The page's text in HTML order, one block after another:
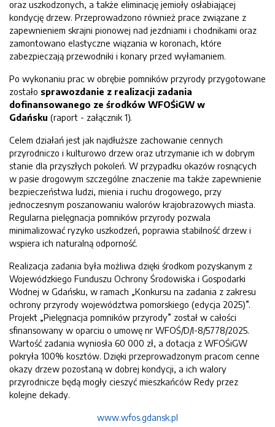
oraz uszkodzonych, a także eliminację jemioły osłabiającej
kondycję drzew. Przeprowadzono również prace związane z
zapewnieniem skrajni pionowej nad jezdniami i chodnikami oraz
zamontowano elastyczne wiązania w koronach, które
zabezpieczają przewodniki i konary przed wyłamaniem.
Po wykonaniu prac w obrębie pomników przyrody przygotowane
zostało sprawozdanie z realizacji zadania
dofinansowanego ze środków WFOŚiGW w
Gdańsku (raport - załącznik 1).
Celem działań jest jak najdłuższe zachowanie cennych
przyrodniczo i kulturowo drzew oraz utrzymanie ich w dobrym
stanie dla przyszłych pokoleń. W przypadku okazów rosnących
w pasie drogowym szczególne znaczenie ma także zapewnienie
bezpieczeństwa ludzi, mienia i ruchu drogowego, przy
jednoczesnym poszanowaniu walorów krajobrazowych miasta.
Regularna pielęgnacja pomników przyrody pozwala
minimalizować ryzyko uszkodzeń, poprawia stabilność drzew i
wspiera ich naturalną odporność.
Realizacja zadania była możliwa dzięki środkom pozyskanym z
Wojewódzkiego Funduszu Ochrony Środowiska i Gospodarki
Wodnej w Gdańsku, w ramach „Konkursu na zadania z zakresu
ochrony przyrody województwa pomorskiego (edycja 2025)”.
Projekt „Pielęgnacja pomników przyrody” został w całości
sfinansowany w oparciu o umowę nr WFOŚ/D/I-8/5778/2025.
Wartość zadania wyniosła 60 000 zł, a dotacja z WFOŚiGW
pokryła 100% kosztów. Dzięki przeprowadzonym pracom cenne
okazy drzew pozostaną w dobrej kondycji, a ich walory
przyrodnicze będą mogły cieszyć mieszkańców Redy przez
kolejne dekady.
www.wfos.gdansk.pl